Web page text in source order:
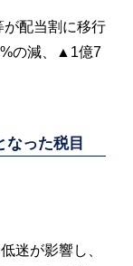
配当割に移行
の減、▲1億7
なった税目
迷が影響し、